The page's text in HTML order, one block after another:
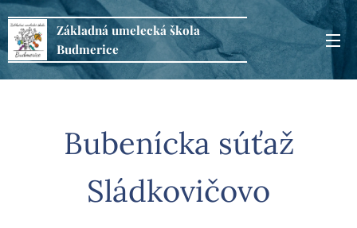
Základná umelecká škola
Budmerice
Bubenícka súťaž
Sládkovičovo